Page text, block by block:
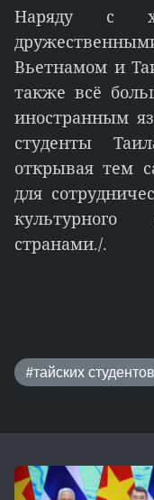
Наряду с
Вьетнамом и
также всё
иностранным
студенты
открывая тем
для
странами./.
#тайских студентов